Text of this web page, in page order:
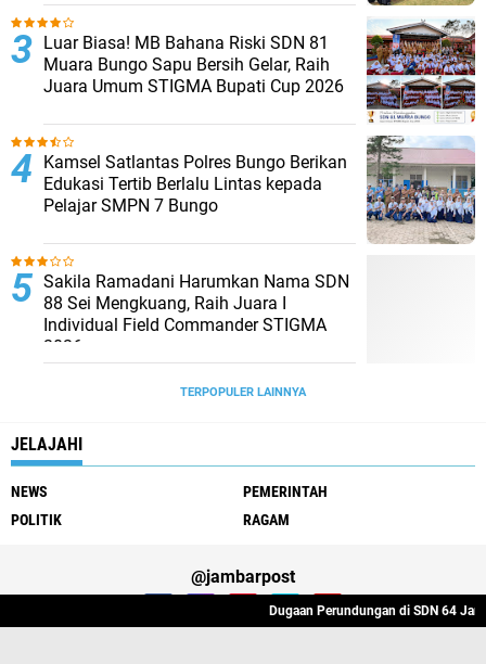
Luar Biasa! MB Bahana Riski SDN 81
Muara Bungo Sapu Bersih Gelar, Raih
Juara Umum STIGMA Bupati Cup 2026
Kamsel Satlantas Polres Bungo Berikan
Edukasi Tertib Berlalu Lintas kepada
Pelajar SMPN 7 Bungo
Sakila Ramadani Harumkan Nama SDN
88 Sei Mengkuang, Raih Juara I
Individual Field Commander STIGMA
2026
TERPOPULER LAINNYA
JELAJAHI
NEWS
PEMERINTAH
POLITIK
RAGAM
@jambarpost
Dugaan Perundungan di SDN 64 Jambi: